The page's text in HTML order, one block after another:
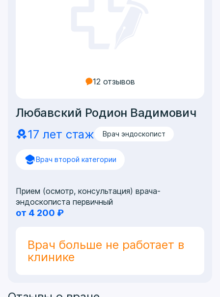
12 отзывов
Любавский Родион Вадимович
17 лет стаж
Врач эндоскопист
Врач второй категории
Прием (осмотр, консультация) врача-
эндоскописта первичный
от 4 200 ₽
Врач больше не работает в
клинике